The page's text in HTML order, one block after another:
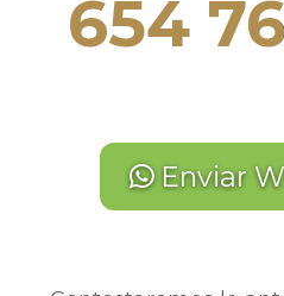
654
Enviar